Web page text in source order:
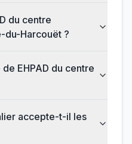
du centre
du-Harcouët ?
EHPAD du centre
accepte-t-il les